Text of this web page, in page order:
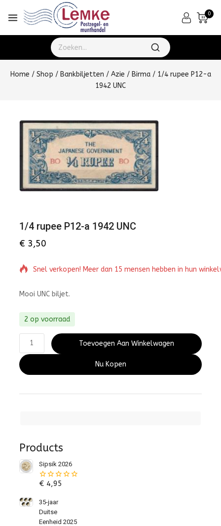
0
Home / Shop / Bankbiljetten / Azie / Birma / 1/4 rupee P12-a
1942 UNC
Products
Sipsik 2026
0
de
€4,95
35-jaar
Duitse
Eenheid 2025
1/4 rupee P12-a 1942 UNC
€ 3,50
Snel verkopen! Meer dan 15 mensen hebben in hun
Mooi UNC biljet.
2 op voorraad
Toevoegen Aan Winkelwagen
Nu Kopen